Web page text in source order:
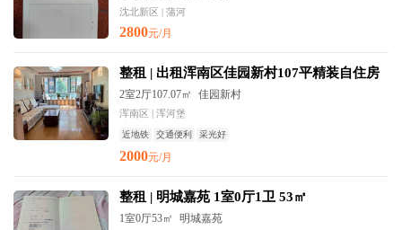
沈北新区 | 蒲河
2800元/月
整租 | 出租浑南区佳园新村107平精装自住房
2室2厅107.07㎡ 佳园新村
浑南区 | 浑河堡
近地铁 交通便利 采光好
2000元/月
整租 | 明城嘉苑 1室0厅1卫 53㎡
1室0厅53㎡ 明城嘉苑